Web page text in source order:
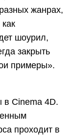
жанрах,
шоурил,
закрыть
примеры».
в Cinema 4D.
проходит в